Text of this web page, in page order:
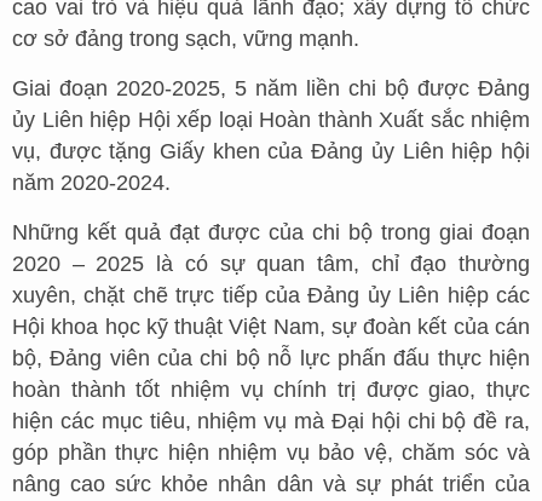
cao vai trò và hiệu quả lãnh đạo; xây dựng tổ chức
cơ sở đảng trong sạch, vững mạnh.
Giai đoạn 2020-2025, 5 năm liền chi bộ được Đảng
ủy Liên hiệp Hội xếp loại Hoàn thành Xuất sắc nhiệm
vụ, được tặng Giấy khen của Đảng ủy Liên hiệp hội
năm 2020-2024.
Những kết quả đạt được của chi bộ trong giai đoạn
2020 – 2025 là có sự quan tâm, chỉ đạo thường
xuyên, chặt chẽ trực tiếp của Đảng ủy Liên hiệp các
Hội khoa học kỹ thuật Việt Nam, sự đoàn kết của cán
bộ, Đảng viên của chi bộ nỗ lực phấn đấu thực hiện
hoàn thành tốt nhiệm vụ chính trị được giao, thực
hiện các mục tiêu, nhiệm vụ mà Đại hội chi bộ đề ra,
góp phần thực hiện nhiệm vụ bảo vệ, chăm sóc và
nâng cao sức khỏe nhân dân và sự phát triển của